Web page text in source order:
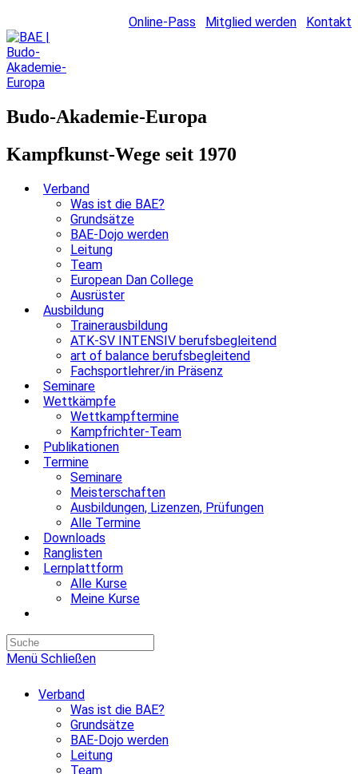
Online-Pass Mitglied werden Kontakt
Budo-Akademie-Europa
Kampfkunst-Wege seit 1970
Verband
Was ist die BAE?
Grundsätze
BAE-Dojo werden
Leitung
Team
European Dan College
Ausrüster
Ausbildung
Trainerausbildung
ATK-SV INTENSIV berufsbegleitend
art of balance berufsbegleitend
Fachsportlehrer/in Präsenz
Seminare
Wettkämpfe
Wettkampftermine
Kampfrichter-Team
Publikationen
Termine
Seminare
Meisterschaften
Ausbildungen, Lizenzen, Prüfungen
Alle Termine
Downloads
Ranglisten
Lernplattform
Alle Kurse
Meine Kurse
Menü Schließen
Verband
Was ist die BAE?
Grundsätze
BAE-Dojo werden
Leitung
Team